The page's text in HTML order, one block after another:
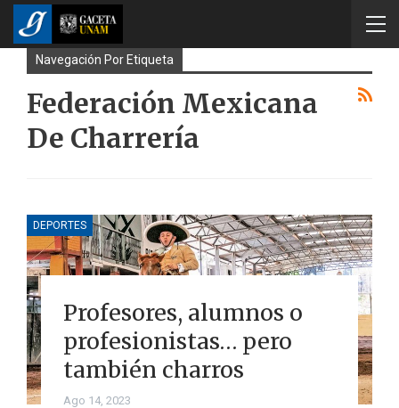
Navegación Por Etiqueta
Federación Mexicana
De Charrería
DEPORTES
Profesores, alumnos o
profesionistas… pero
también charros
Ago 14, 2023